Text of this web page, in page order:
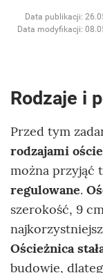
Data publikacji:
Data modyfikacji:
Rodzaje i
Przed tym
rodzajami
można przyjąć
regulowane.
szerokość, 9
Ościeżnica
budowie,